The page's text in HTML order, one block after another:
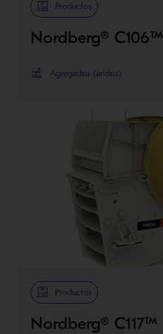
Productos
Nordberg® C106™
Agregados (áridos)
Productos
Nordberg® C117™